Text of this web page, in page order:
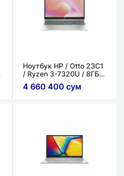
Ноутбук HP / Otto 23C1
/ Ryzen 3-7320U / 8ГБ /
512ГБ / 15.6" FHD IPS /
AMD Radeon Integrated
4 660 400 сум